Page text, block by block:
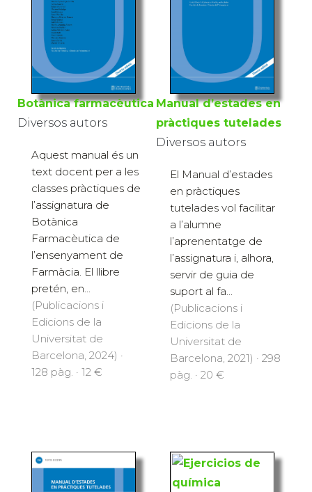
Botànica farmacèutica
Diversos autors
Aquest manual és un
text docent per a les
classes pràctiques de
l’assignatura de
Botànica
Farmacèutica de
l’ensenyament de
Farmàcia. El llibre
pretén, en...
(Publicacions i
Edicions de la
Universitat de
Barcelona, 2024) ·
128 pàg. · 12 €
Manual d’estades en
pràctiques tutelades
Diversos autors
El Manual d’estades
en pràctiques
tutelades vol facilitar
a l’alumne
l’aprenentatge de
l’assignatura i, alhora,
servir de guia de
suport al fa...
(Publicacions i
Edicions de la
Universitat de
Barcelona, 2021) · 298
pàg. · 20 €